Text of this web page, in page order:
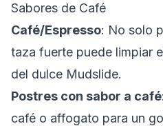
Sabores de Café
Café/Espresso: No solo
taza fuerte puede limpiar
del dulce Mudslide.
Postres con sabor a café
café o affogato para un